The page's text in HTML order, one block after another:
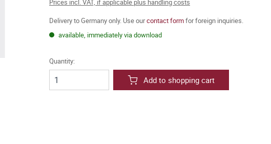
Prices incl. VAT, if applicable plus handling costs
Delivery to Germany only. Use ourcontact formfor foreign inquiries.
available, immediately via download
Quantity:
Add to shopping cart